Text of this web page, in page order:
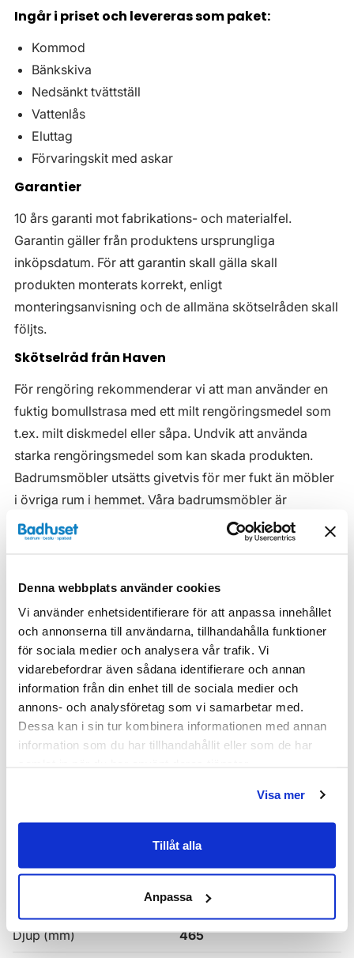
Denna webbplats använder cookies
Vi använder enhetsidentifierare för att anpassa innehållet
och annonserna till användarna, tillhandahålla funktioner
för sociala medier och analysera vår trafik. Vi
vidarebefordrar även sådana identifierare och annan
information från din enhet till de sociala medier och
annons- och analysföretag som vi samarbetar med.
Dessa kan i sin tur kombinera informationen med annan
information som du har tillhandahållit eller som de har
Visa mer
Tillåt alla
Anpassa
Ingår i priset och levereras som paket:
Kommod
Bänkskiva
Nedsänkt tvättställ
Vattenlås
Eluttag
Förvaringskit med askar
Garantier
10 års garanti mot fabrikations- och materialfel.
Garantin gäller från produktens ursprungliga
inköpsdatum. För att garantin skall gälla skall
produkten monterats korrekt, enligt
monteringsanvisning och de allmäna skötselråden skall
följts.
Skötselråd från Haven
För rengöring rekommenderar vi att man använder en
fuktig bomullstrasa med ett milt rengöringsmedel som
t.ex. milt diskmedel eller såpa. Undvik att använda
starka rengöringsmedel som kan skada produkten.
Badrumsmöbler utsätts givetvis för mer fukt än möbler
i övriga rum i hemmet. Våra badrumsmöbler är
anpassade för badrummet och gjorda i fukttåliga
material. Men även om våra badrumsmöbler är det, ska
luftfuktighet.
Tänk på att se till att ventilationen är god och att
möblerna placeras på ett sådant avstånd från
badkar/dusch att vatten inte kan skvätta direkt på
möbeln. Blöta fläckar, även vanligt vatten, torkas upp
så snart som möjligt.
Haven H2 Serie
Egenskaper
1000
Djup (mm) 465